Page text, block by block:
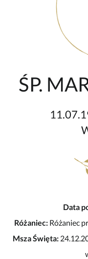
ŚP.
Data
Różaniec:Różaniec
Msza Święta: